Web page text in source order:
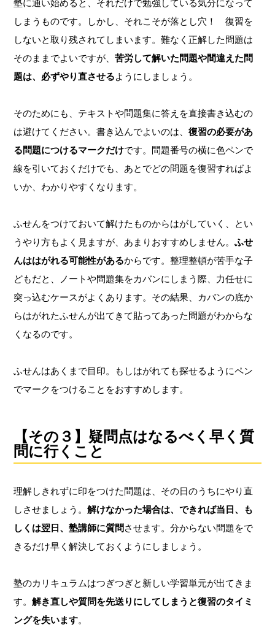
塾に通い始めると、それだけで勉強している気分になって
しまうものです。しかし、それこそが落とし穴！ 復習を
しないと取り残されてしまいます。難なく正解した問題は
そのままでよいですが、苦労して解いた問題や間違えた問
題は、必ずやり直させるようにしましょう。
そのためにも、テキストや問題集に答えを直接書き込むの
は避けてください。書き込んでよいのは、復習の必要があ
る問題につけるマークだけです。問題番号の横に色ペンで
線を引いておくだけでも、あとでどの問題を復習すればよ
いか、わかりやすくなります。
ふせんをつけておいて解けたものからはがしていく、とい
うやり方もよく見ますが、あまりおすすめしません。ふせ
んははがれる可能性があるからです。整理整頓が苦手な子
どもだと、ノートや問題集をカバンにしまう際、力任せに
突っ込むケースがよくあります。その結果、カバンの底か
らはがれたふせんが出てきて貼ってあった問題がわからな
くなるのです。
ふせんはあくまで目印。もしはがれても探せるようにペン
でマークをつけることをおすすめします。
【その３】疑問点はなるべく早く質
問に行くこと
理解しきれずに印をつけた問題は、その日のうちにやり直
しさせましょう。解けなかった場合は、できれば当日、も
しくは翌日、塾講師に質問させます。分からない問題をで
きるだけ早く解決しておくようにしましょう。
塾のカリキュラムはつぎつぎと新しい学習単元が出てきま
す。解き直しや質問を先送りにしてしまうと復習のタイミ
ングを失います。